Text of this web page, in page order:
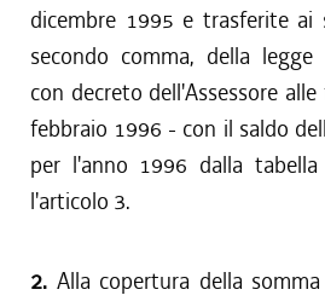
dicembre 1995 e trasferite ai
secondo comma, della
con decreto dell'Assessore
febbraio 1996 - con il saldo
per l'anno 1996 dalla
l'articolo 3.
2. Alla copertura della